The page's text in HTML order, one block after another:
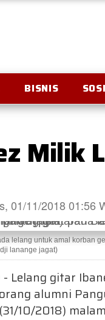
BISNIS
Milik
01/11/2018 01:56
lelang untuk amal korban
lanange jagat)
- Lelang gitar
alumni
10/2018)